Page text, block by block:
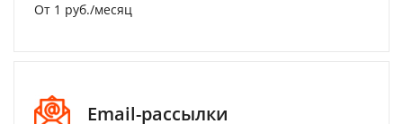
От 1 руб./месяц
Email-рассылки